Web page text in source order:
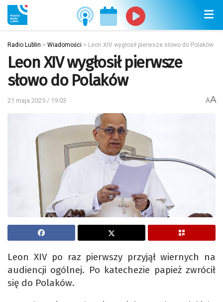
Radio Lublin > Wiadomości > Leon XIV wygłosił pierwsze słowo do Polaków
Leon XIV wygłosił pierwsze
słowo do Polaków
21 maja 2025 / 19:03 AA
Leon XIV po raz pierwszy przyjął wiernych na
audiencji ogólnej. Po katechezie papież zwrócił
się do Polaków.